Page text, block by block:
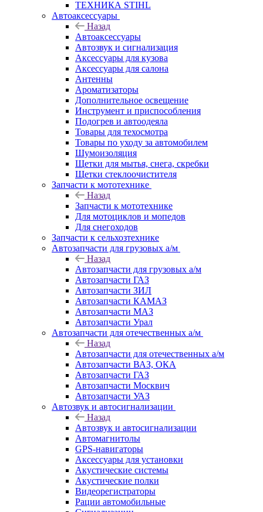
ТЕХНИКА STIHL
Автоаксессуары
Назад
Автоаксессуары
Автозвук и сигнализация
Аксессуары для кузова
Аксессуары для салона
Антенны
Ароматизаторы
Дополнительное освещение
Инструмент и приспособления
Подогрев и автоодеяла
Товары для техосмотра
Товары по уходу за автомобилем
Шумоизоляция
Щетки для мытья, снега, скребки
Щетки стеклоочистителя
Запчасти к мототехнике
Назад
Запчасти к мототехнике
Для мотоциклов и мопедов
Для снегоходов
Запчасти к сельхозтехнике
Автозапчасти для грузовых а/м
Назад
Автозапчасти для грузовых а/м
Автозапчасти ГАЗ
Автозапчасти ЗИЛ
Автозапчасти КАМАЗ
Автозапчасти МАЗ
Автозапчасти Урал
Автозапчасти для отечественных а/м
Назад
Автозапчасти для отечественных а/м
Автозапчасти ВАЗ, ОКА
Автозапчасти ГАЗ
Автозапчасти Москвич
Автозапчасти УАЗ
Автозвук и автосигнализации
Назад
Автозвук и автосигнализации
Автомагнитолы
GPS-навигаторы
Аксессуары для установки
Акустические системы
Акустические полки
Видеорегистраторы
Рации автомобильные